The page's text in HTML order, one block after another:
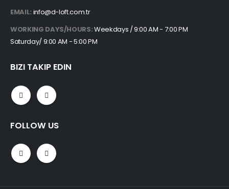
EMAIL: info@d-loft.com.tr
WORKING DAYS/HOURS:Weekdays / 9:00 AM - 7:00 PM
Saturday/ 9:00 AM - 5:00 PM
BIZI TAKIP EDIN
FOLLOW US